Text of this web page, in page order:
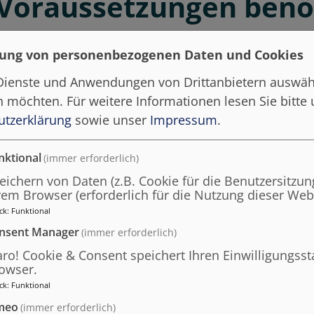
von „Prozessmanagement im öffentlichen
Zur erfolgreichen Teilnahme empfehlenswert
Grundlagenkenntnisse des
bietet diesen Kurs
von personenbezogenen Daten und Cookies
und Anwendungen von Drittanbietern
möchten. Für weitere Informationen lesen Sie bitte
sowie unser Impressum.
(immer erforderlich)
von Daten (z.B. Cookie für die
Browser (erforderlich für die Nutzung dieser
: Funktional
Manager(immer erforderlich)
Cookie & Consent speichert Ihren
: Funktional
(immer erforderlich)